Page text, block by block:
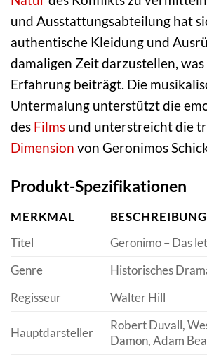
und Ausstattungsabteilung hat
authentische Kleidung und
damaligen Zeit darzustellen,
Erfahrung beiträgt. Die
Untermalung unterstützt die
des Films und unterstreicht die
Dimension von Geronimos
Produkt-Spezifikationen
MERKMAL
BESCHREIBUNG
Titel
Geronimo – Das
Genre
Historisches
Regisseur
Walter Hill
Hauptdarsteller
Robert Duvall,
Damon, Adam